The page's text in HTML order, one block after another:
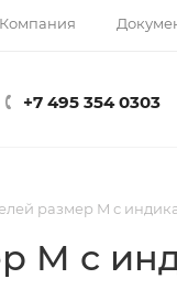
Компания
+7 495 354 0303
размер M с
M с